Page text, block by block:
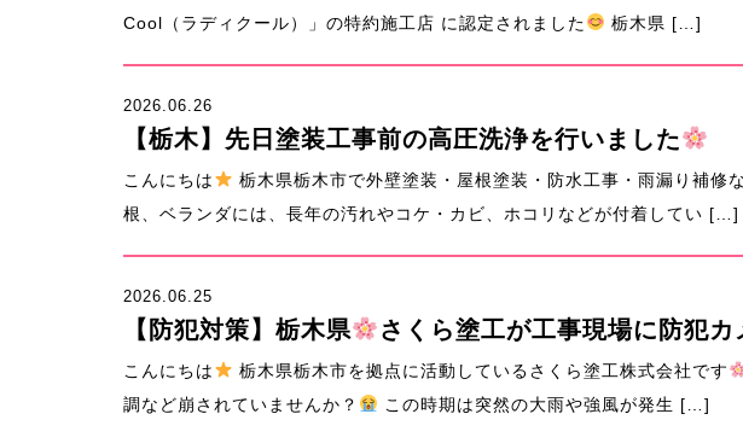
Cool（ラディクール）」の特約施工店 に認定されました
栃木県 […]
2026.06.26
【栃木】先日塗装工事前の高圧洗浄を行いました
こんにちは 栃木県栃木市で外壁塗装・屋根塗装・防水工事・雨漏り補修
根、ベランダには、長年の汚れやコケ・カビ、ホコリなどが付着してい […]
2026.06.25
【防犯対策】栃木県 さくら塗工が工事現場に防犯
こんにちは 栃木県栃木市を拠点に活動しているさくら塗工株式会社です
調など崩されていませんか？
この時期は突然の大雨や強風が発生 […]